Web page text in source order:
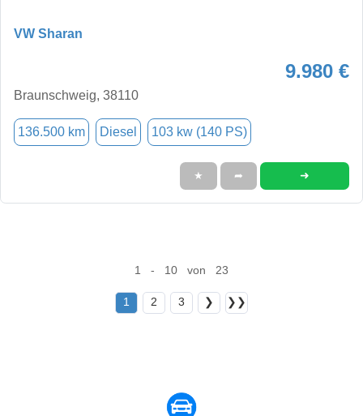
VW Sharan
9.980 €
Braunschweig, 38110
136.500 km Diesel 103 kw (140 PS)
★ ➦ ➜
1 - 10 von 23
1 2 3 ❯ ❯❯